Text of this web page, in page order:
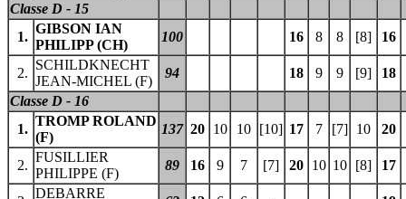
Classe D - 15
1.
GIBSON IAN
PHILIPP (CH)
100 16 8 8 [8] 16
2.
SCHILDKNECHT
JEAN-MICHEL (F)
94 18 9 9 [9]
18
Classe D - 16
1.
TROMP ROLAND
(F)
137 20 10 10 [10] 17 7 [7] 10 20
2.
FUSILLIER
PHILIPPE (F)
89 16 9 7 [7] 20 10 10 [8] 17
DEBARRE